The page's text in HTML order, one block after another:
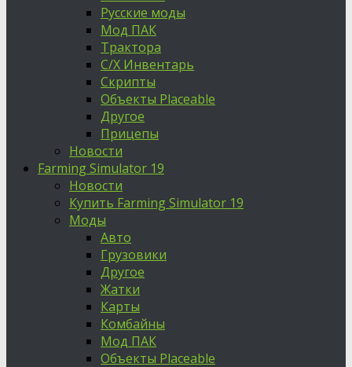
Русские моды
Мод ПАК
Трактора
С/Х Инвентарь
Скрипты
Объекты Placeable
Другое
Прицепы
Новости
Farming Simulator 19
Новости
Купить Farming Simulator 19
Моды
Авто
Грузовики
Другое
Жатки
Карты
Комбайны
Мод ПАК
Объекты Placeable